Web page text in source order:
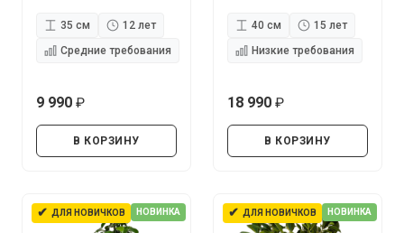
35 см
12 лет
Средние требования
9 990
В КОРЗИНУ
40 см
15 лет
Низкие требования
18 990
В КОРЗИНУ
✔ ДЛЯ НОВИЧКОВ НОВИНКА ✔ ДЛЯ НОВИЧКОВ НОВИНКА